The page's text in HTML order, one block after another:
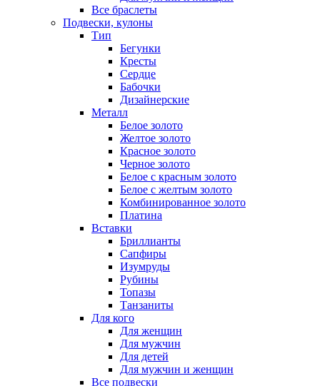
Все браслеты
Подвески, кулоны
Тип
Бегунки
Кресты
Сердце
Бабочки
Дизайнерские
Металл
Белое золото
Желтое золото
Красное золото
Черное золото
Белое с красным золото
Белое с желтым золото
Комбинированное золото
Платина
Вставки
Бриллианты
Сапфиры
Изумруды
Рубины
Топазы
Танзаниты
Для кого
Для женщин
Для мужчин
Для детей
Для мужчин и женщин
Все подвески